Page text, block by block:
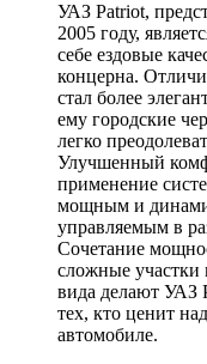
УАЗ Patriot,
2005 году,
себе ездовые
концерна.
стал более
ему городские
легко
Улучшенный
применение
мощным и
управляемым в
Сочетание
сложные участки
вида делают УАЗ
тех, кто ценит
автомобиле.